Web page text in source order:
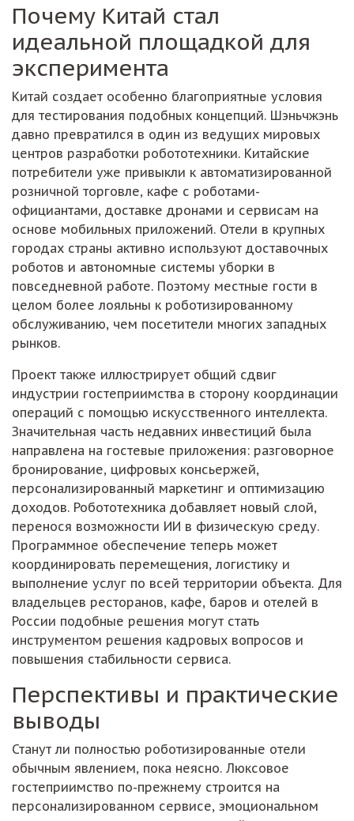
Почему Китай стал
идеальной площадкой для
эксперимента
Китай создает особенно благоприятные условия
для тестирования подобных концепций. Шэньчжэнь
давно превратился в один из ведущих мировых
центров разработки робототехники. Китайские
потребители уже привыкли к автоматизированной
розничной торговле, кафе с роботами-
официантами, доставке дронами и сервисам на
основе мобильных приложений. Отели в крупных
городах страны активно используют доставочных
роботов и автономные системы уборки в
повседневной работе. Поэтому местные гости в
целом более лояльны к роботизированному
обслуживанию, чем посетители многих западных
рынков.
Проект также иллюстрирует общий сдвиг
индустрии гостеприимства в сторону координации
операций с помощью искусственного интеллекта.
Значительная часть недавних инвестиций была
направлена на гостевые приложения: разговорное
бронирование, цифровых консьержей,
персонализированный маркетинг и оптимизацию
доходов. Робототехника добавляет новый слой,
перенося возможности ИИ в физическую среду.
Программное обеспечение теперь может
координировать перемещения, логистику и
выполнение услуг по всей территории объекта. Для
владельцев ресторанов, кафе, баров и отелей в
России подобные решения могут стать
инструментом решения кадровых вопросов и
повышения стабильности сервиса.
Перспективы и практические
выводы
Станут ли полностью роботизированные отели
обычным явлением, пока неясно. Люксовое
гостеприимство по-прежнему строится на
персонализированном сервисе, эмоциональном